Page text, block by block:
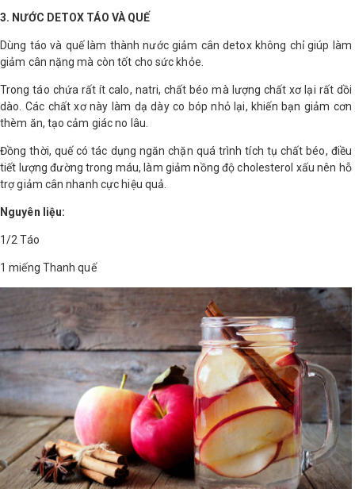
3. NƯỚC DETOX TÁO VÀ QUẾ
Dùng táo và quế làm thành nước giảm cân detox không chỉ giúp làm
giảm cân nặng mà còn tốt cho sức khỏe.
Trong táo chứa rất ít calo, natri, chất béo mà lượng chất xơ lại rất dồi
dào. Các chất xơ này làm dạ dày co bóp nhỏ lại, khiến bạn giảm cơn
thèm ăn, tạo cảm giác no lâu.
Đồng thời, quế có tác dụng ngăn chặn quá trình tích tụ chất béo, điều
tiết lượng đường trong máu, làm giảm nồng độ cholesterol xấu nên hỗ
trợ giảm cân nhanh cực hiệu quả.
Nguyên liệu:
1/2 Táo
1 miếng Thanh quế